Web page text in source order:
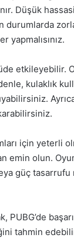
Düşük
durumlarda
yapmalısınız.
etkileyebilir.
kulaklık
için yeterli
emin olun.
güç
tahmin